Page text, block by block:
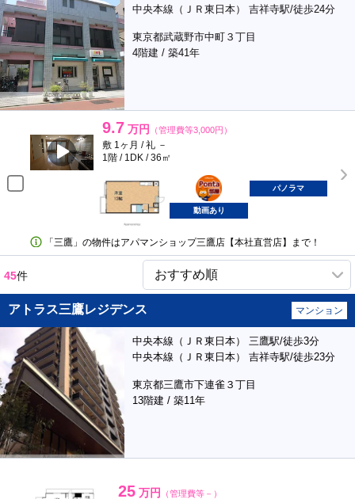
中央本線（ＪＲ東日本） 吉祥寺駅/徒歩24分
東京都武蔵野市中町３丁目
4階建 / 築41年
9.7 万円 （管理費等3,000円）
敷 1ヶ月 / 礼 －
1階 / 1DK / 36㎡
ポンタ
部屋
パノラマ
動画あり
「三鷹」の物件はアパマンショップ三鷹店【本社直営店】まで！
45件
アトラス三鷹レジデンス マンション
中央本線（ＪＲ東日本） 三鷹駅/徒歩3分
中央本線（ＪＲ東日本） 吉祥寺駅/徒歩23分
東京都三鷹市下連雀３丁目
13階建 / 築11年
25 万円 （管理費等－）